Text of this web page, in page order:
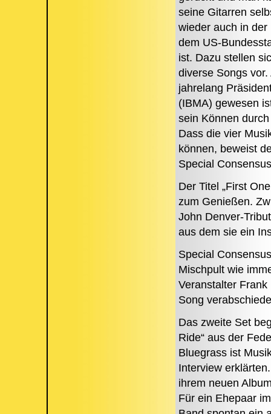
seine Gitarren
wieder auch in der
dem US-
ist. Dazu stellen
diverse Songs vor.
jahrelang
(IBMA) gewesen
sein Können
Dass die vier
können, beweist
Special
Der Titel „First
zum Genießen.
John Denver-
aus dem sie ein
Special
Mischpult wie
Veranstalter
Song
Das zweite Set
Ride“ aus der
Bluegrass ist
Interview
ihrem neuen
Für ein Ehepaar